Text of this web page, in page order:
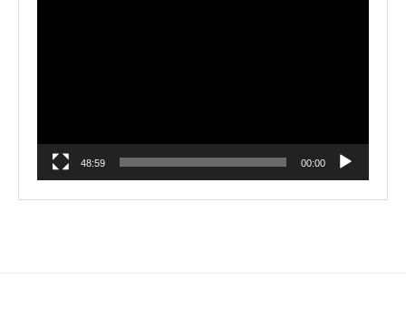
00:00
48:59